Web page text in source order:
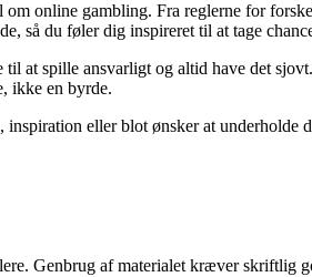
online gambling. Fra reglerne for
så du føler dig inspireret til at tage
at spille ansvarligt og altid have det
ikke en byrde.
eller blot ønsker at underholde
Genbrug af materialet kræver skriftlig